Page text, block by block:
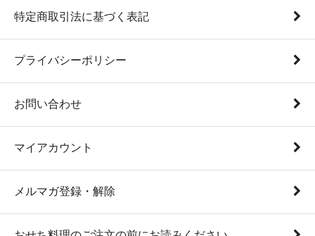
特定商取引法に基づく表記
プライバシーポリシー
お問い合わせ
マイアカウント
メルマガ登録・解除